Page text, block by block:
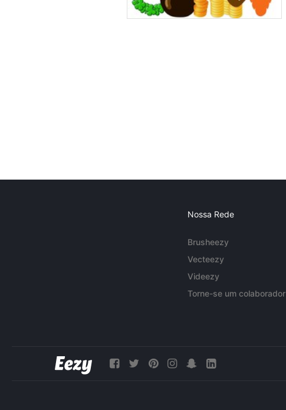
Nossa Rede
Brusheezy
Vecteezy
Videezy
Torne-se um colaborador